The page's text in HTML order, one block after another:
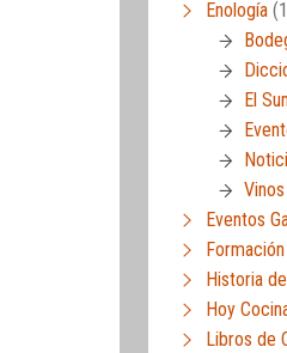
Enología
El
Vinos
Eventos
Formación
Historia
Hoy
Libros de